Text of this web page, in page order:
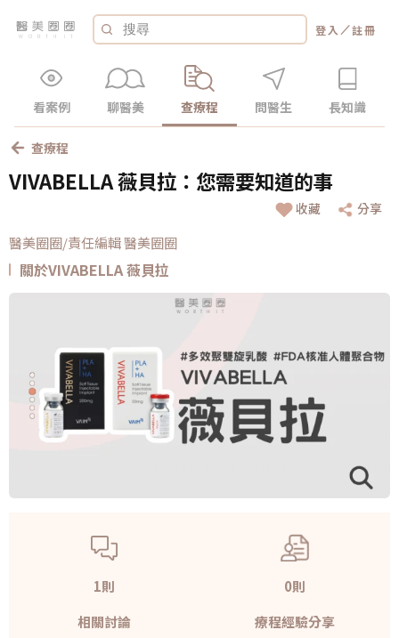
登入 ／註冊
看案例 聊醫美 查療程 問醫生 長知識
查療程
VIVABELLA 薇貝拉：您需要知道的事
收藏 分享
醫美圈圈/責任編輯 醫美圈圈
關於VIVABELLA 薇貝拉
1則
相關討論
0則
療程經驗分享